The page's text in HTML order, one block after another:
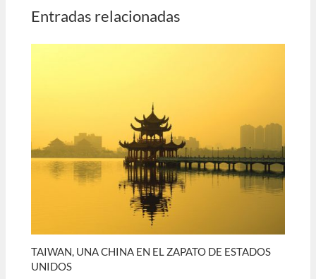
Entradas relacionadas
TAIWAN, UNA CHINA EN EL ZAPATO DE ESTADOS
UNIDOS